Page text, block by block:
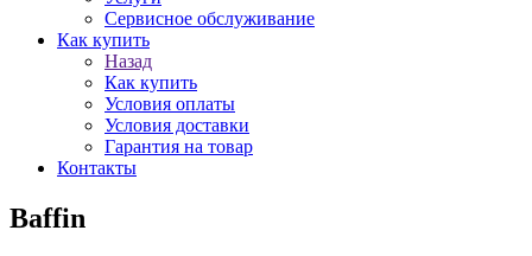
Сервисное обслуживание
Как купить
Назад
Как купить
Условия оплаты
Условия доставки
Гарантия на товар
Контакты
Baffin